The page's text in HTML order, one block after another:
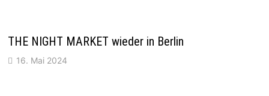
THE NIGHT MARKET wieder in Berlin
16. Mai 2024